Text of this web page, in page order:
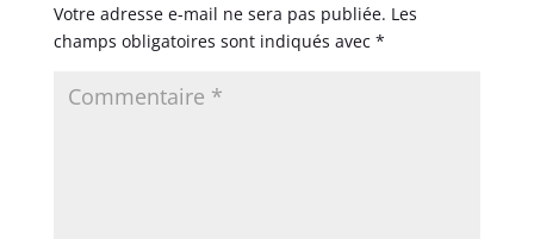
Votre adresse e-mail ne sera pas publiée. Les
champs obligatoires sont indiqués avec *